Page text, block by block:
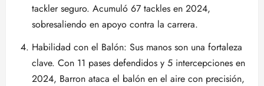
tackler seguro. Acumuló 67 tackles en 2024,
sobresaliendo en apoyo contra la carrera.
Habilidad con el Balón: Sus manos son una fortaleza
clave. Con 11 pases defendidos y 5 intercepciones en
2024, Barron ataca el balón en el aire con precisión,